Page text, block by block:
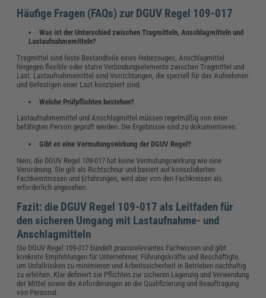
Häufige Fragen (FAQs) zur DGUV Regel 109-017
Was ist der Unterschied zwischen Tragmitteln, Anschlagmitteln und
Lastaufnahmemitteln?
Tragmittel sind feste Bestandteile eines Hebezeuges, Anschlagmittel
hingegen flexible oder starre Verbindungselemente zwischen Tragmittel und
Last. Lastaufnahmemittel sind Vorrichtungen, die speziell für das Aufnehmen
und Befestigen einer Last konzipiert sind.
Welche Prüfpflichten bestehen?
Lastaufnahmemittel und Anschlagmittel müssen regelmäßig von einer
befähigten Person geprüft werden. Die Ergebnisse sind zu dokumentieren.
Gibt es eine Vermutungswirkung der DGUV Regel?
Nein, die DGUV Regel 109-017 hat keine Vermutungswirkung wie eine
Verordnung. Sie gilt als Richtschnur und basiert auf konsolidierten
Fachkenntnissen und Erfahrungen, wird aber von den Fachkreisen als
erforderlich angesehen.
Fazit: die DGUV Regel 109-017 als Leitfaden für
den sicheren Umgang mit Lastaufnahme- und
Anschlagmitteln
Die DGUV Regel 109-017 bündelt praxisrelevantes Fachwissen und gibt
konkrete Empfehlungen für Unternehmer, Führungskräfte und Beschäftigte,
um Unfallrisiken zu minimieren und Arbeitssicherheit in Betrieben nachhaltig
zu erhöhen. Klar definiert sie Pflichten zur sicheren Lagerung und Verwendung
der Mittel sowie die Anforderungen an die Qualifizierung und Beauftragung
von Personal.